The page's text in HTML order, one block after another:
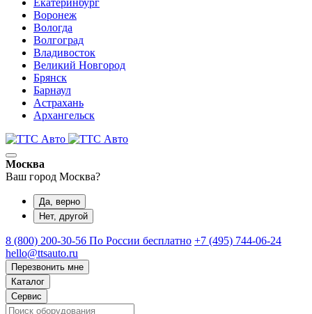
Екатеринбург
Воронеж
Вологда
Волгоград
Владивосток
Великий Новгород
Брянск
Барнаул
Астрахань
Архангельск
Москва
Ваш город Москва?
Да, верно
Нет, другой
8 (800) 200-30-56 По России бесплатно +7 (495) 744-06-24
hello@ttsauto.ru
Перезвонить мне
Каталог
Сервис